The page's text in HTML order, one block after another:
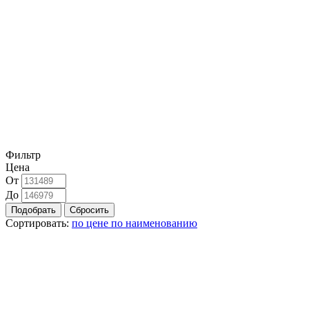
Фильтр
Цена
От
До
Сортировать: по цене по наименованию